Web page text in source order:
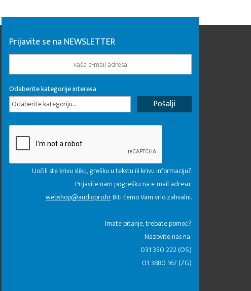
Prijavite se na NEWSLETTER
Odaberite kategorije interesa
Odaberite kategoriju...
Uočili ste krivu sliku, grešku u tekstu ili krivu informaciju?
Prijavite nam pogrešku na e-mail adresu:
webshop@audiopro.hrBiti ćemo Vam vrlo zahvalni.
​Imate pitanje, trebate pomoć?
Nazovite nas na:
031 350 222 (OS)
01 3880 167 (ZG)